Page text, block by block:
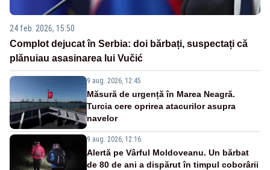
24 feb. 2026, 15:50
Complot dejucat în Serbia: doi bărbați, suspectați că
plănuiau asasinarea lui Vučić
9 aug. 2026, 12:45
Măsură de urgență în Marea Neagră.
Turcia cere oprirea atacurilor asupra
navelor
9 aug. 2026, 12:16
Alertă pe Vârful Moldoveanu. Un bărbat
de 80 de ani a dispărut în timpul coborârii